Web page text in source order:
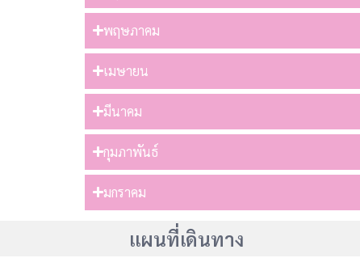
พฤษภาคม
เมษายน
มีนาคม
กุมภาพันธ์
มกราคม
แผนที่เดินทาง